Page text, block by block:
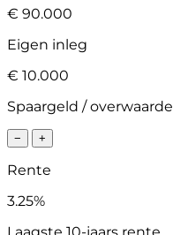
€ 90.000
Eigen inleg
€ 10.000
Spaargeld / overwaarde
− +
Rente
3.25%
Laagste 10-jaars rente